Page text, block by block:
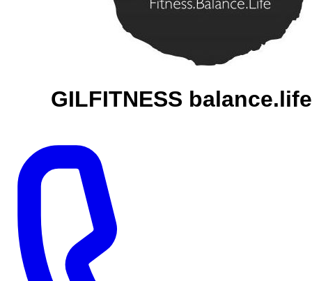
GILFITNESS balance.life